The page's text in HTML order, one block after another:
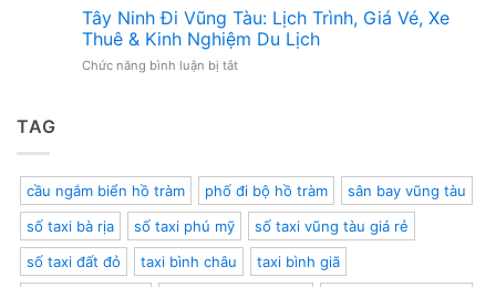
Cập
Nhật
Nhất
Tốc:
Trải
Mới
Đi
Vũng
Tàu:
Cập
Kinh
Nghiệm
Du
Lịch
2024
Tây Ninh Đi Vũng Tàu: Lịch Trình, Giá Vé, Xe
Thuê & Kinh Nghiệm Du Lịch
Chức năng bình luận bị tắtở
Lịch
Trình,
Giá
Vé,
Xe
Thuê
TAG
cầu ngắm biển hồ tràm phố đi bộ hồ tràm
sân bay vũng tàu
số taxi bà rịa
số taxi phú mỹ
số taxi vũng tàu giá rẻ
số taxi đất đỏ
taxi bình châu
taxi bình giã